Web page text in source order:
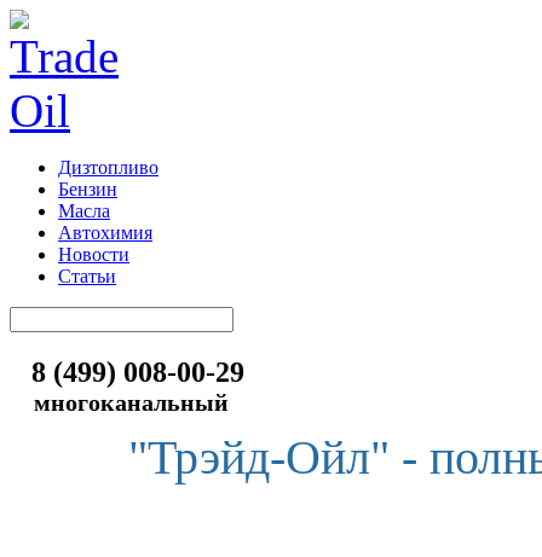
Дизтопливо
Бензин
Масла
Автохимия
Новости
Статьи
8 (499) 008-00-29
многоканальный
"Трэйд-Ойл" -